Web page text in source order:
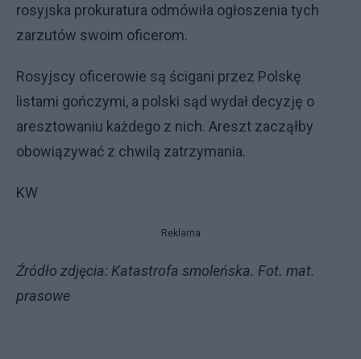
rosyjska prokuratura odmówiła ogłoszenia tych
zarzutów swoim oficerom.
Rosyjscy oficerowie są ścigani przez Polskę
listami gończymi, a polski sąd wydał decyzję o
aresztowaniu każdego z nich. Areszt zacząłby
obowiązywać z chwilą zatrzymania.
KW
Reklama
Źródło zdjęcia: Katastrofa smoleńska. Fot. mat.
prasowe